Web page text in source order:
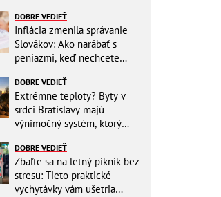
DOBRE VEDIEŤ
Inflácia zmenila správanie
Slovákov: Ako narábať s
peniazmi, keď nechcete
DOBRE VEDIEŤ
Extrémne teploty? Byty v
srdci Bratislavy majú
výnimočný systém, ktorý
DOBRE VEDIEŤ
Zbaľte sa na letný piknik bez
stresu: Tieto praktické
vychytávky vám ušetria